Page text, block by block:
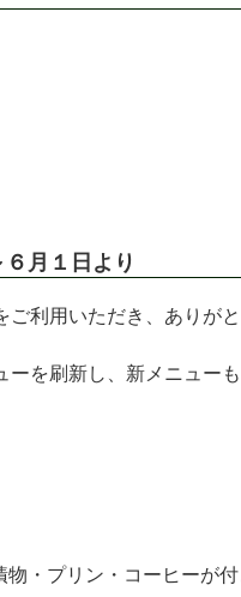
月１日より
利用いただき、ありがと
を刷新し、新メニュー
・プリン・コーヒーが付